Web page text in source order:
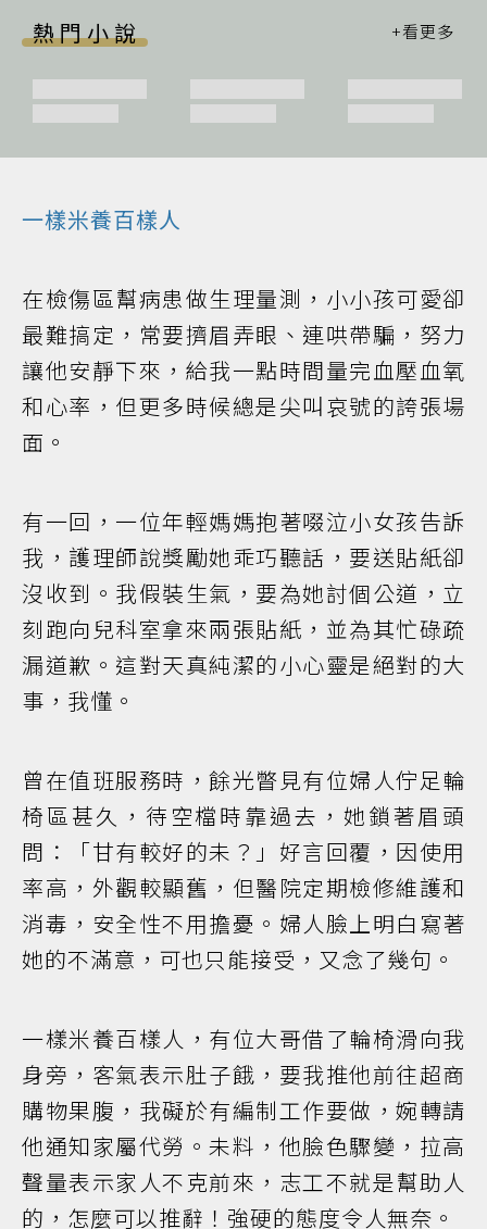
熱門小說
一樣米養百樣人
在檢傷區幫病患做生理量測，小小孩可愛卻
最難搞定，常要擠眉弄眼、連哄帶騙，努力
讓他安靜下來，給我一點時間量完血壓血氧
和心率，但更多時候總是尖叫哀號的誇張場
面。
有一回，一位年輕媽媽抱著啜泣小女孩告訴
我，護理師說獎勵她乖巧聽話，要送貼紙卻
沒收到。我假裝生氣，要為她討個公道，立
刻跑向兒科室拿來兩張貼紙，並為其忙碌疏
漏道歉。這對天真純潔的小心靈是絕對的大
事，我懂。
曾在值班服務時，餘光瞥見有位婦人佇足輪
椅區甚久，待空檔時靠過去，她鎖著眉頭
問：「甘有較好的未？」好言回覆，因使用
率高，外觀較顯舊，但醫院定期檢修維護和
消毒，安全性不用擔憂。婦人臉上明白寫著
她的不滿意，可也只能接受，又念了幾句。
一樣米養百樣人，有位大哥借了輪椅滑向我
身旁，客氣表示肚子餓，要我推他前往超商
購物果腹，我礙於有編制工作要做，婉轉請
他通知家屬代勞。未料，他臉色驟變，拉高
聲量表示家人不克前來，志工不就是幫助人
的，怎麼可以推辭！強硬的態度令人無奈。